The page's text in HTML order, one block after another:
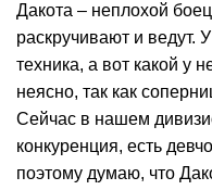
Дакота – неплохой
раскручивают и ведут.
техника, а вот какой у
неясно, так как
Сейчас в нашем
конкуренция, есть
поэтому думаю, что